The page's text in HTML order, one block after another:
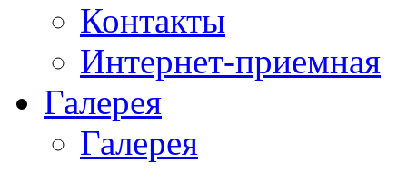
Контакты
Интернет-приемная
Галерея
Галерея